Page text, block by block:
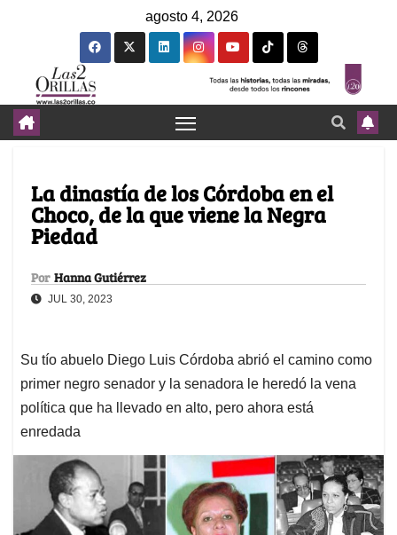
agosto 4, 2026
La dinastía de los Córdoba en el
Choco, de la que viene la Negra
Piedad
Por Hanna Gutiérrez
JUL 30, 2023
Su tío abuelo Diego Luis Córdoba abrió el camino como
primer negro senador y la senadora le heredó la vena
política que ha llevado en alto, pero ahora está
enredada